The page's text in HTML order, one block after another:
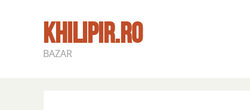
KHILIPIR.RO
BAZAR